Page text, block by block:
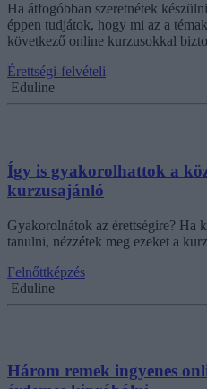
Ha átfogóbban szeretnétek
éppen tudjátok, hogy mi az a
következő online kurzusokkal
Érettségi-felvételi
Eduline
Így is gyakorolhattok a
kurzusajánló
Gyakorolnátok az érettségire? Ha
tanulni, nézzétek meg ezeket a
Felnőttképzés
Eduline
Három remek ingyenes